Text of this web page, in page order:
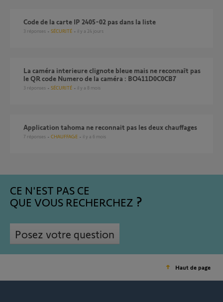
code de la carte IP 2405-02 pas dans la liste
3 réponses SÉCURITÉ il y a 24 jours
La caméra interieure clignote bleue mais ne reconnaît pas
le QR code Numero de la caméra : BO411D0C0CB7
3 réponses SÉCURITÉ il y a 8 mois
Application tahoma ne reconnait pas les deux chauffages
7 réponses CHAUFFAGE il y a 6 mois
CE N'EST PAS CE
QUE VOUS RECHERCHEZ
Posez votre question
Haut de page